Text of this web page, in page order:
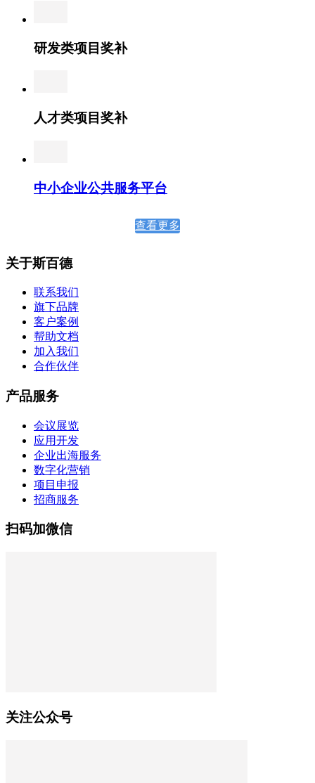
研发类项目奖补
人才类项目奖补
中小企业公共服务平台
查看更多
关于斯百德
联系我们
旗下品牌
客户案例
帮助文档
加入我们
合作伙伴
产品服务
会议展览
应用开发
企业出海服务
数字化营销
项目申报
招商服务
扫码加微信
关注公众号